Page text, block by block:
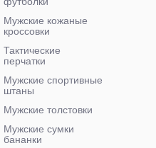
Мужские кожаные
кроссовки
Тактические
перчатки
Мужские спортивные
штаны
Мужские толстовки
Мужские сумки
бананки